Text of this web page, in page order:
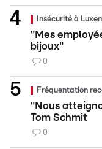
Insécurité à
"Mes
bijoux"
0
Fréquentation
"Nous
Tom Schmit
0